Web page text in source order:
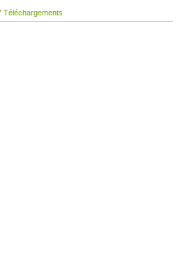
Téléchargements